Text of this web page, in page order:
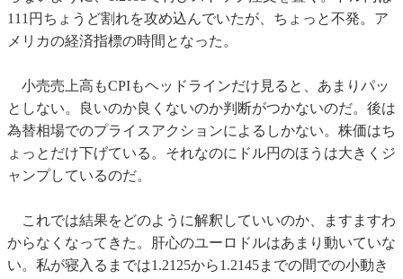
111円ちょうど割れを攻め込んでいたが、ちょっと不発。ア
メリカの経済指標の時間となった。
小売売上高もCPIもヘッドラインだけ見ると、あまりパッ
としない。良いのか良くないのか判断がつかないのだ。後は
為替相場でのプライスアクションによるしかない。株価はち
ょっとだけ下げている。それなのにドル円のほうは大きくジ
ャンプしているのだ。
これでは結果をどのように解釈していいのか、ますますわ
からなくなってきた。肝心のユーロドルはあまり動いていな
い。私が寝入るまでは1.2125から1.2145までの間での小動き